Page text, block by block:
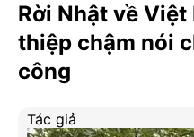
Rời Nhật về Việt
thiệp chậm nói
công
Tác giả